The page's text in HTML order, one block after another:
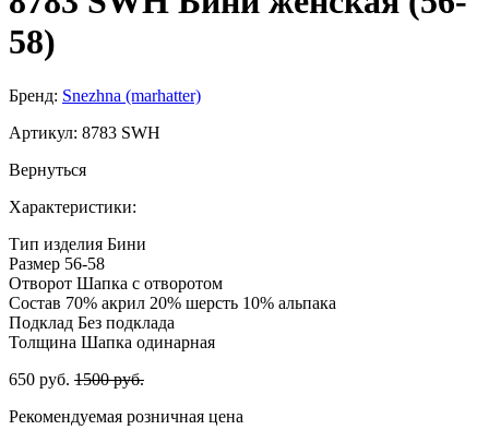
58)
Бренд: Snezhna (marhatter)
Артикул: 8783 SWH
Вернуться
Характеристики:
Тип изделия Бини
Размер 56-58
Отворот Шапка с отворотом
Состав 70% акрил 20% шерсть 10% альпака
Подклад Без подклада
Толщина Шапка одинарная
650 руб. 1500 руб.
Рекомендуемая розничная цена